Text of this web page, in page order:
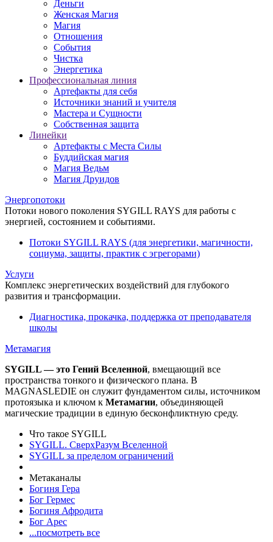
Деньги
Женская Магия
Магия
Отношения
События
Чистка
Энергетика
Профессиональная линия
Артефакты для себя
Источники знаний и учителя
Мастера и Сущности
Собственная защита
Линейки
Артефакты с Места Силы
Буддийская магия
Магия Ведьм
Магия Друидов
Энергопотоки
Потоки нового поколения SYGILL RAYS для работы с
энергией, состоянием и событиями.
Потоки SYGILL RAYS (для энергетики, магичности,
социума, защиты, практик с эгрегорами)
Услуги
Комплекс энергетических воздействий для глубокого
развития и трансформации.
Диагностика, прокачка, поддержка от преподавателя
школы
Метамагия
SYGILL — это Гений Вселенной, вмещающий все
пространства тонкого и физического плана. В
MAGNASLEDIE он служит фундаментом силы, источником
протоязыка и ключом к Метамагии, объединяющей
магические традиции в единую бесконфликтную среду.
Что такое SYGILL
SYGILL. СверхРазум Вселенной
SYGILL за пределом ограничений
Метаканалы
Богиня Гера
Бог Гермес
Богиня Афродита
Бог Арес
...посмотреть все